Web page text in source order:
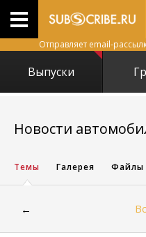
Отправляет email-
Выпуски
Новости
Темы Галерея Файлы
←